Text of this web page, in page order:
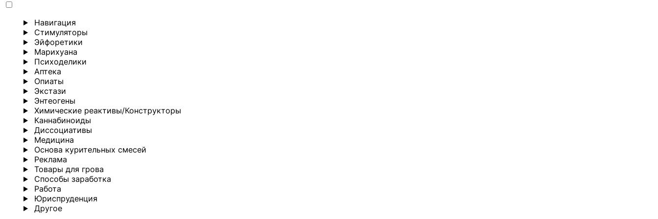
Навигация
Стимуляторы
Эйфоретики
Марихуана
Психоделики
Аптека
Опиаты
Экстази
Энтеогены
Химические реактивы/Конструкторы
Каннабиноиды
Диссоциативы
Медицина
Основа курительных смесей
Реклама
Товары для грова
Способы заработка
Работа
Юриспруденция
Другoе